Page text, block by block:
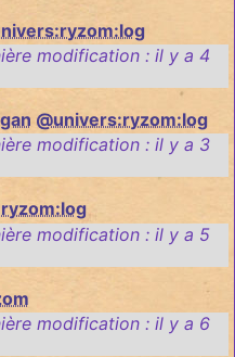
modification : il y a 4
@univers:ryzom:log
modification : il y a 3
modification : il y a 5
modification : il y a 6